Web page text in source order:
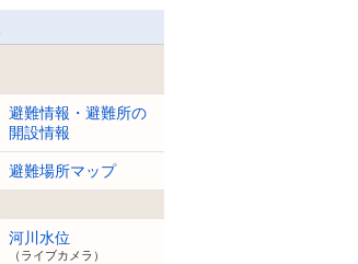
避難情報・避難所の
開設情報
避難場所マップ
河川水位
（ライブカメラ）